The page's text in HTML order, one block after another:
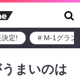
定! # M-1グラン
まいのは